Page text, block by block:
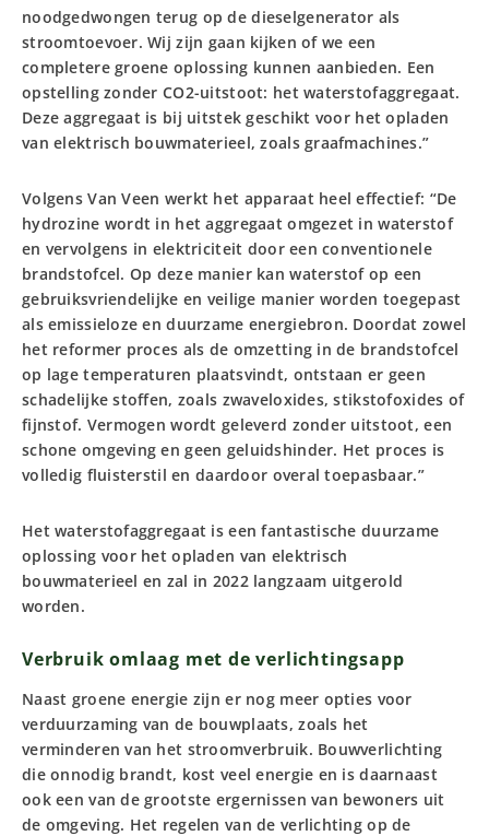
noodgedwongen terug op de dieselgenerator als
stroomtoevoer. Wij zijn gaan kijken of we een
completere groene oplossing kunnen aanbieden. Een
opstelling zonder CO2-uitstoot: het waterstofaggregaat.
Deze aggregaat is bij uitstek geschikt voor het opladen
van elektrisch bouwmaterieel, zoals graafmachines.”
Volgens Van Veen werkt het apparaat heel effectief: “De
hydrozine wordt in het aggregaat omgezet in waterstof
en vervolgens in elektriciteit door een conventionele
brandstofcel. Op deze manier kan waterstof op een
gebruiksvriendelijke en veilige manier worden toegepast
als emissieloze en duurzame energiebron. Doordat zowel
het reformer proces als de omzetting in de brandstofcel
op lage temperaturen plaatsvindt, ontstaan er geen
schadelijke stoffen, zoals zwaveloxides, stikstofoxides of
fijnstof. Vermogen wordt geleverd zonder uitstoot, een
schone omgeving en geen geluidshinder. Het proces is
volledig fluisterstil en daardoor overal toepasbaar.”
Het waterstofaggregaat is een fantastische duurzame
oplossing voor het opladen van elektrisch
bouwmaterieel en zal in 2022 langzaam uitgerold
worden.
Verbruik omlaag met de verlichtingsapp
Naast groene energie zijn er nog meer opties voor
verduurzaming van de bouwplaats, zoals het
verminderen van het stroomverbruik. Bouwverlichting
die onnodig brandt, kost veel energie en is daarnaast
ook een van de grootste ergernissen van bewoners uit
de omgeving. Het regelen van de verlichting op de